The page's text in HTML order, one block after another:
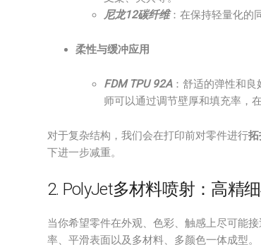
尼龙12碳纤维：在保持轻量化的
柔性与缓冲应用
FDM TPU 92A：舒适的弹性和良
师可以通过调节壁厚和填充率，
对于复杂结构，我们会在打印前对零件进行拓
下进一步减重。
2. PolyJet多材料喷射：高精
当你希望零件在外观、色彩、触感上尽可能接
率、平滑表面以及多材料、多颜色一体成型。